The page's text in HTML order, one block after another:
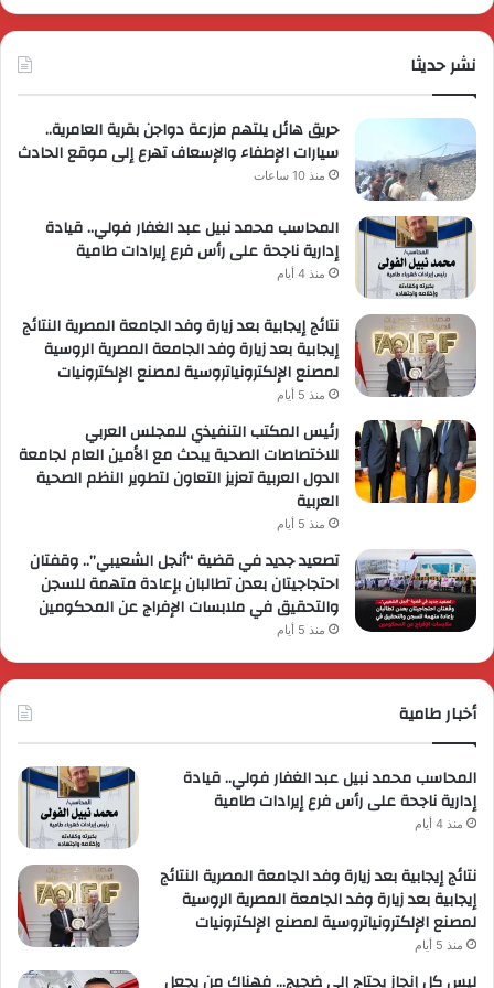
الزراعي
نشر حديثا
حريق هائل يلتهم مزرعة دواجن بقرية العامرية..
سيارات الإطفاء والإسعاف تهرع إلى موقع الحادث
منذ 10 ساعات
المحاسب محمد نبيل عبد الغفار فولي.. قيادة
إدارية ناجحة على رأس فرع إيرادات طامية
منذ 4 أيام
نتائج إيجابية بعد زيارة وفد الجامعة المصرية النتائج
إيجابية بعد زيارة وفد الجامعة المصرية الروسية
لمصنع الإلكترونياتروسية لمصنع الإلكترونيات
منذ 5 أيام
رئيس المكتب التنفيذي للمجلس العربي
للاختصاصات الصحية يبحث مع الأمين العام لجامعة
الدول العربية تعزيز التعاون لتطوير النظم الصحية
العربية
منذ 5 أيام
تصعيد جديد في قضية “أنجل الشعيبي”.. وقفتان
احتجاجيتان بعدن تطالبان بإعادة متهمة للسجن
والتحقيق في ملابسات الإفراج عن المحكومين
منذ 5 أيام
أخبار طامية
المحاسب محمد نبيل عبد الغفار فولي.. قيادة
إدارية ناجحة على رأس فرع إيرادات طامية
منذ 4 أيام
نتائج إيجابية بعد زيارة وفد الجامعة المصرية النتائج
إيجابية بعد زيارة وفد الجامعة المصرية الروسية
لمصنع الإلكترونياتروسية لمصنع الإلكترونيات
منذ 5 أيام